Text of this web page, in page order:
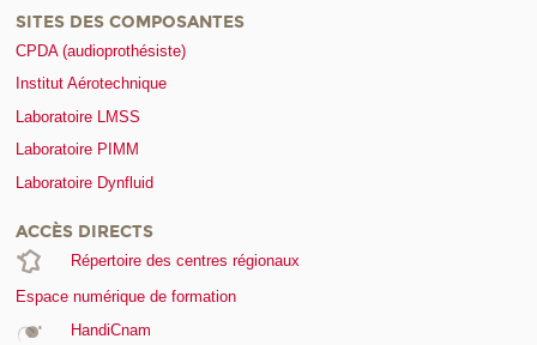
SITES DES COMPOSANTES
CPDA (audioprothésiste)
Institut Aérotechnique
Laboratoire LMSS
Laboratoire PIMM
Laboratoire Dynfluid
ACCÈS DIRECTS
Répertoire des centres régionaux
Espace numérique de formation
HandiCnam